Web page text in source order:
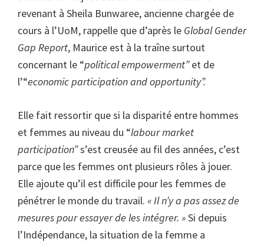
revenant à Sheila Bunwaree, ancienne chargée de
cours à l’UoM, rappelle que d’après le Global Gender
Gap Report, Maurice est à la traîne surtout
concernant le “political empowerment”et de
l’“economic participation and opportunity”.
Elle fait ressortir que si la disparité entre hommes
et femmes au niveau du “labour market
participation”s’est creusée au fil des années, c’est
parce que les femmes ont plusieurs rôles à jouer.
Elle ajoute qu’il est difficile pour les femmes de
pénétrer le monde du travail. « Il n’y a pas assez de
mesures pour essayer de les intégrer. »Si depuis
l’Indépendance, la situation de la femme a